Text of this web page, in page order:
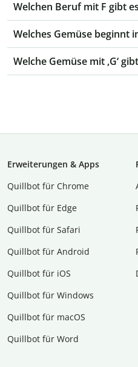
Welchen Beruf mit F gibt
Welches Gemüse beginnt
Welche Gemüse mit ,G‘
Erweiterungen & Apps
Quillbot für Chrome
Quillbot für Edge
Quillbot für Safari
Quillbot für Android
Quillbot für iOS
Quillbot für Windows
Quillbot für macOS
Quillbot für Word